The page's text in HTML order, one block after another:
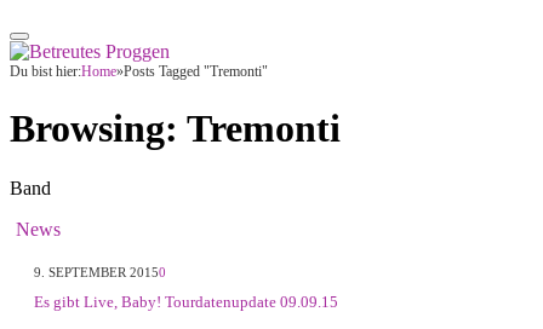
Du bist hier:Home»Posts Tagged "Tremonti"
Browsing: Tremonti
Band
News
9. SEPTEMBER 20150
Es gibt Live, Baby! Tourdatenupdate 09.09.15